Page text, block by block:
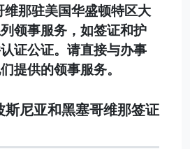
那驻美国华盛顿特区大
领事服务，如签证和护
证公证。请直接与办事
提供的领事服务。
斯尼亚和黑塞哥维那签证